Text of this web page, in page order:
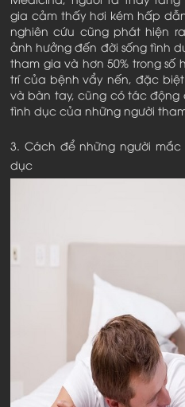
gia cảm thấy hơi kém hấp
nghiên cứu cũng phát hiện
ảnh hưởng đến đời sống tình
tham gia và hơn 50% trong
trí của bệnh vẩy nến, đặc
và bàn tay, cũng có tác
tình dục của những người
3. Cách để những người
dục